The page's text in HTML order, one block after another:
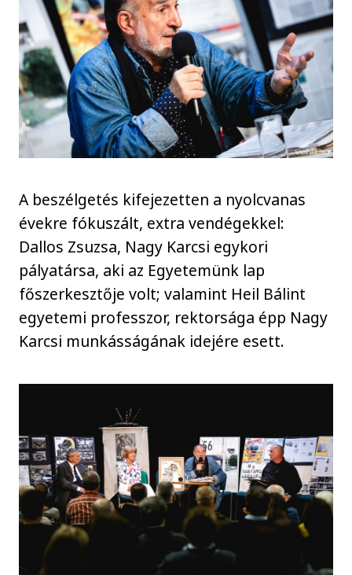
A beszélgetés kifejezetten a nyolcvanas
évekre fókuszált, extra vendégekkel:
Dallos Zsuzsa, Nagy Karcsi egykori
pályatársa, aki az Egyetemünk lap
főszerkesztője volt; valamint Heil Bálint
egyetemi professzor, rektorsága épp Nagy
Karcsi munkásságának idejére esett.